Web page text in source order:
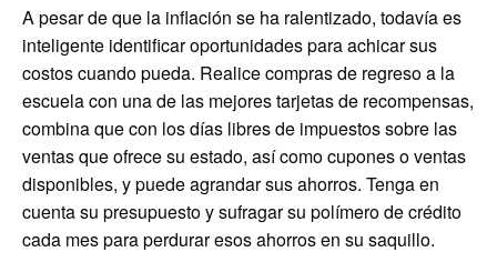
A pesar de que la inflación se ha ralentizado, todavía es
inteligente identificar oportunidades para achicar sus
costos cuando pueda. Realice compras de regreso a la
escuela con una de las mejores tarjetas de recompensas,
combina que con los días libres de impuestos sobre las
ventas que ofrece su estado, así como cupones o ventas
disponibles, y puede agrandar sus ahorros. Tenga en
cuenta su presupuesto y sufragar su polímero de crédito
cada mes para perdurar esos ahorros en su saquillo.